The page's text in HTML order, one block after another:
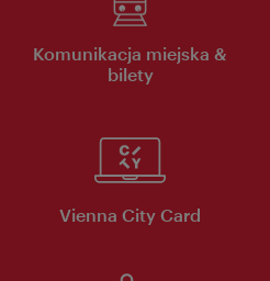
Komunikacja miejska &
bilety
Vienna City Card